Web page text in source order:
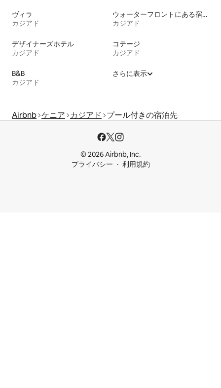
ヴィラ
カジアド
ウォーターフロントにある宿泊施設
カジアド
デザイナーズホテル
カジアド
コテージ
カジアド
B&B
カジアド
さらに表示
Airbnb ケニア カジアド プール付きの宿泊先
© 2026 Airbnb, Inc.
プライバシー
利用規約